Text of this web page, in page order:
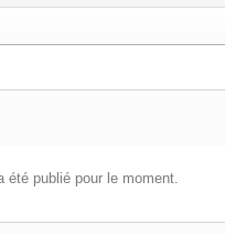
été publié pour le moment.